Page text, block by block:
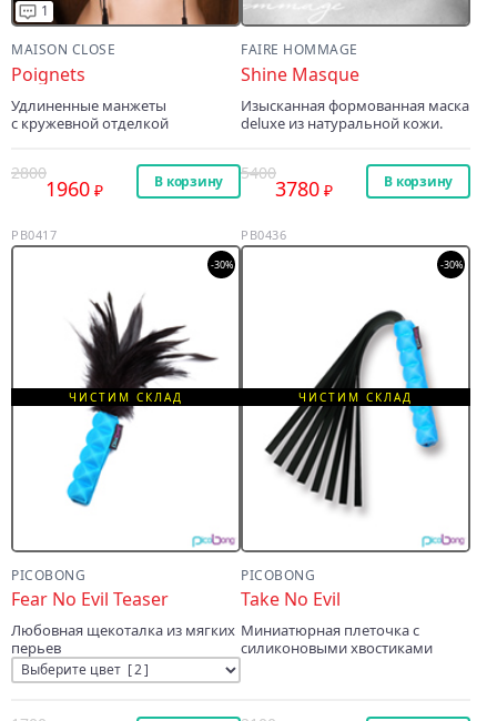
1
MAISON CLOSE
Poignets
Удлиненные манжеты
с кружевной отделкой
2800
1960 В корзину
FAIRE HOMMAGE
Shine Masque
Изысканная формованная маска
deluxe из натуральной кожи.
5400
3780 В корзину
ЧИСТИМ СКЛАД
PICOBONG
Fear No Evil Teaser
Любовная щекоталка из мягких
перьев
PB0417
-30%
ЧИСТИМ СКЛАД
PICOBONG
Take No Evil
Миниатюрная плеточка с
силиконовыми хвостиками
PB0436
-30%